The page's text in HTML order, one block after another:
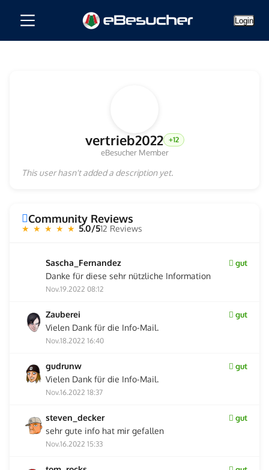
Login
vertrieb2022 +12
eBesucher Member
This user hasn't added a description yet.
Community Reviews
★ ★ ★ ★ ★ 5.0/512 Reviews
Sascha_Fernandez gut
Danke für diese sehr nützliche Information
Nov.19.2022 08:12
Zauberei gut
Vielen Dank für die Info-Mail.
Nov.18.2022 16:40
gudrunw gut
Vielen Dank für die Info-Mail.
Nov.16.2022 18:37
steven_decker gut
sehr gute info hat mir gefallen
Nov.16.2022 15:33